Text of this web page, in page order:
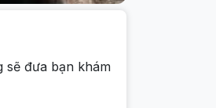
sẽ đưa bạn khám